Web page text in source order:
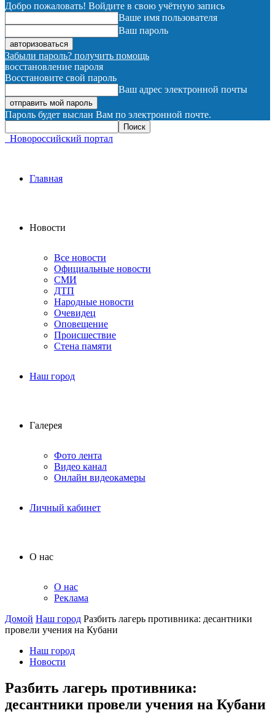
Добро пожаловать! Войдите в свою учётную запись
Ваше имя пользователя
Ваш пароль
Забыли пароль? получить помощь
восстановление пароля
Восстановите свой пароль
Ваш адрес электронной почты
Пароль будет выслан Вам по электронной почте.
Новороссийский портал
Главная
Новости
Все новости
Официальные новости
СМИ
ДТП
Народные новости
Очевидец
Оповещение
Происшествие
Стена памяти
Наш город
Галерея
Фото лента
Видео канал
Онлайн видеокамеры
Личный кабинет
О нас
О нас
Реклама
Домой Наш город Разбить лагерь противника: десантники
провели учения на Кубани
Наш город
Новости
Разбить лагерь противника:
десантники провели учения на Кубани